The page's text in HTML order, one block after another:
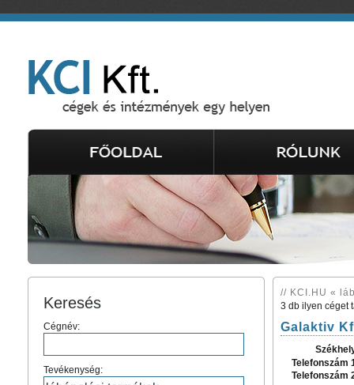
Keresés
Cégnév:
Tevékenység:
// KCI.HU «
3 db ilyen céget
Galaktiv
Telefonszám
Telefonszám